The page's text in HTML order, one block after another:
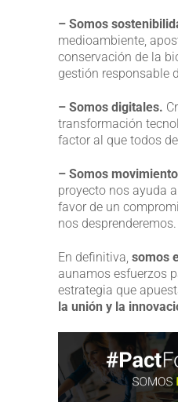
– Somos
medioambiente,
conservación de la
gestión responsable
– Somos digitales.
transformación
factor al que todos
– Somos
proyecto nos ayuda
favor de un
nos desprenderemos.
En definitiva, somos
aunamos esfuerzos
estrategia que
la unión y la